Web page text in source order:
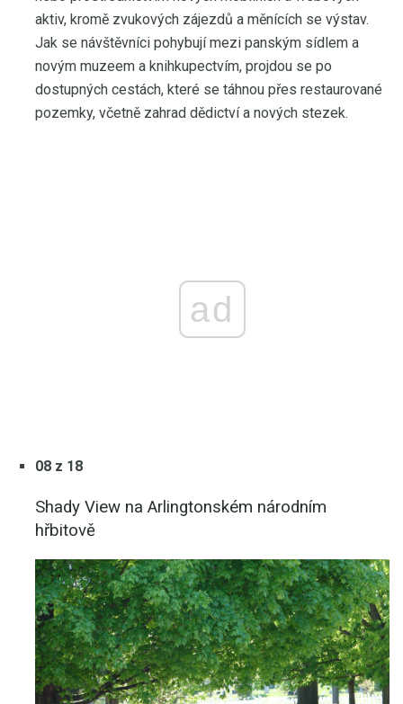
aktiv, kromě zvukových zájezdů a měnících se výstav.
Jak se návštěvníci pohybují mezi panským sídlem a
novým muzeem a knihkupectvím, projdou se po
dostupných cestách, které se táhnou přes restaurované
pozemky, včetně zahrad dědictví a nových stezek.
ad
08 z 18
Shady View na Arlingtonském národním
hřbitově